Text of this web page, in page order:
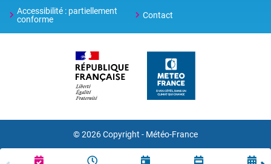
Accessibilité : partiellement
conforme
Contact
© 2026 Copyright - Météo-France